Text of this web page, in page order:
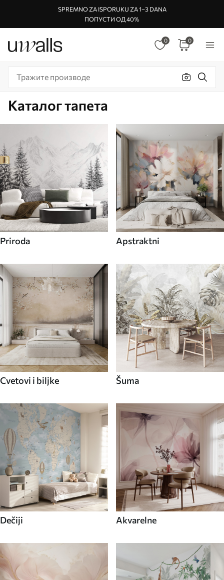
SPREMNO ZA ISPORUKU ZA 1–3 DANA
ПОПУСТИ ОД 40%
0 0
Каталог тапета
Priroda Apstraktni
Cvetovi i biljke Šuma
Dečiji Akvarelne